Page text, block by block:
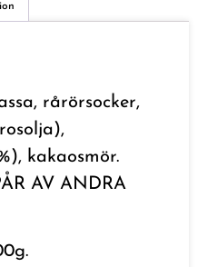
rårörsocker,
kakaosmör.
AV ANDRA